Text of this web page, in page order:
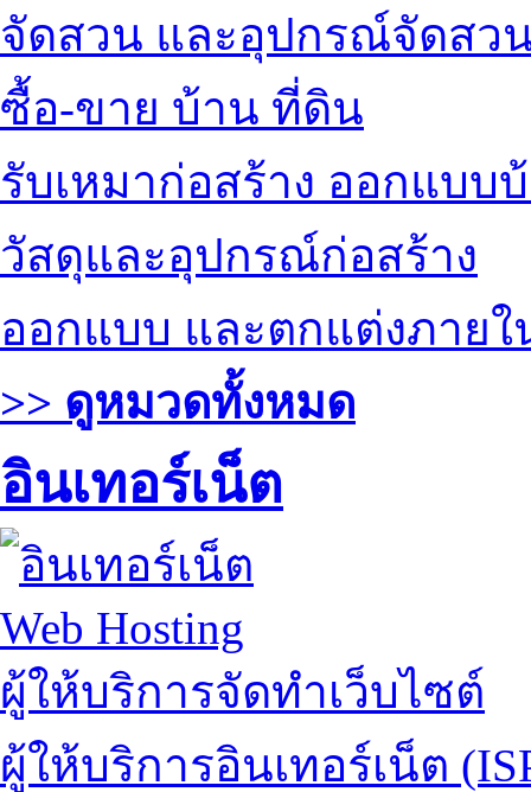
จัดสวน และอุปกรณ์จัดสว
ซื้อ-ขาย บ้าน ที่ดิน
รับเหมาก่อสร้าง ออกแบบ
วัสดุและอุปกรณ์ก่อสร้าง
ออกแบบ และตกแต่งภายใ
>> ดูหมวดทั้งหมด
อินเทอร์เน็ต
Web Hosting
ผู้ให้บริการจัดทำเว็บไซต์
ผู้ให้บริการอินเทอร์เน็ต